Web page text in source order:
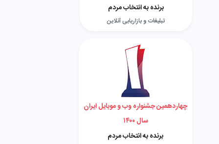
برنده به انتخاب مردم
تبلیغات و بازاریابی آنلاین
چهاردهمین جشنواره وب و موبایل ایران
سال ۱۴۰۰
برنده به انتخاب مردم